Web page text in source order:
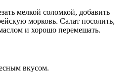
мелкой соломкой, добавить
морковь. Салат посолить,
и хорошо перемешать.
вкусом.